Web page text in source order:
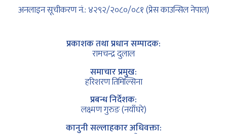
अनलाइन सूचीकरण नं.: ४२९२/२०८०/०८१ (प्रेस काउन्सिल नेपाल)
प्रकाशक तथा प्रधान सम्पादक:
रामचन्द्र दुलाल
समाचार प्रमुख:
हरिशरण तिमिल्सिना
प्रबन्ध निर्देशक:
लक्ष्मण गुरुङ (नयाँघरे)
कानुनी सल्लाहकार अधिवक्ता: